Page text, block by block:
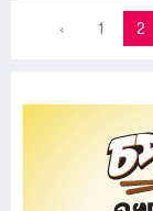
‹ 1 2